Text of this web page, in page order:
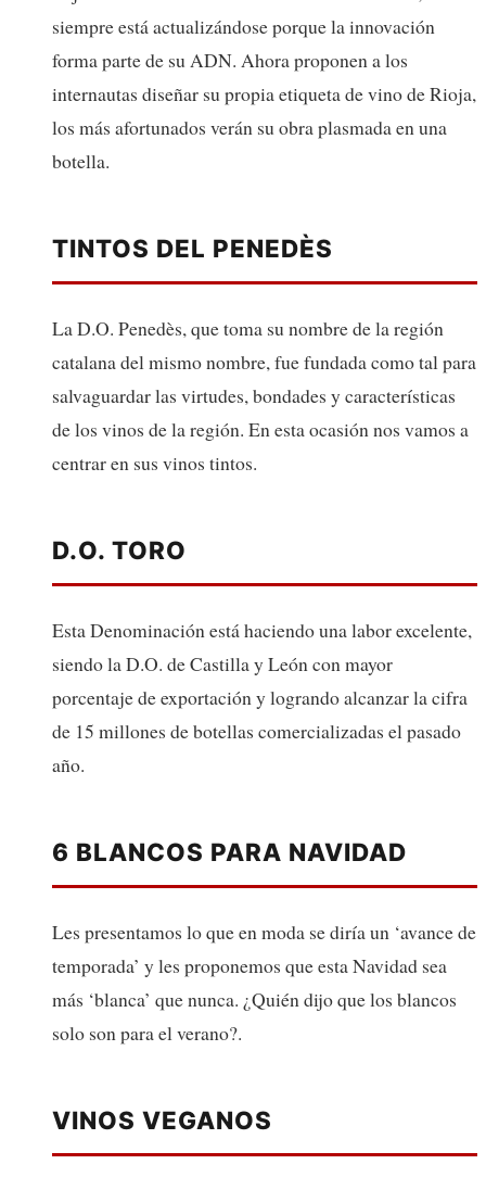
siempre está actualizándose porque la innovación
forma parte de su ADN. Ahora proponen a los
internautas diseñar su propia etiqueta de vino de Rioja,
los más afortunados verán su obra plasmada en una
botella.
TINTOS DEL PENEDÈS
La D.O. Penedès, que toma su nombre de la región
catalana del mismo nombre, fue fundada como tal para
salvaguardar las virtudes, bondades y características
de los vinos de la región. En esta ocasión nos vamos a
centrar en sus vinos tintos.
D.O. TORO
Esta Denominación está haciendo una labor excelente,
siendo la D.O. de Castilla y León con mayor
porcentaje de exportación y logrando alcanzar la cifra
de 15 millones de botellas comercializadas el pasado
año.
6 BLANCOS PARA NAVIDAD
Les presentamos lo que en moda se diría un ‘avance de
temporada’ y les proponemos que esta Navidad sea
más ‘blanca’ que nunca. ¿Quién dijo que los blancos
solo son para el verano?.
VINOS VEGANOS